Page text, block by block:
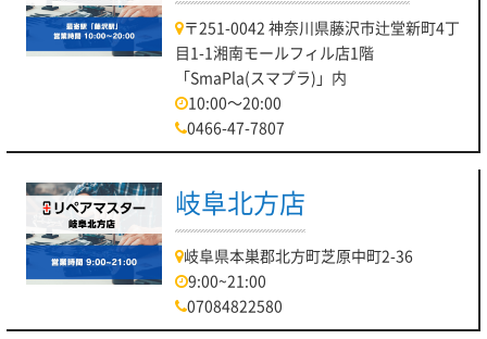
〒251-0042 神奈川県藤沢市辻堂新町4丁
目1-1湘南モールフィル店1階
「SmaPla(スマプラ)」内
10:00～20:00
0466-47-7807
岐阜北方店
岐阜県本巣郡北方町芝原中町2-36
9:00~21:00
07084822580